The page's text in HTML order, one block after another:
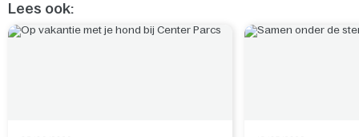
Lees ook: